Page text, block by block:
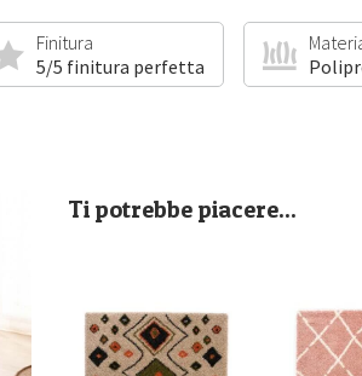
Finitura
5/5 finitura perfetta
Ti potrebbe piacere...